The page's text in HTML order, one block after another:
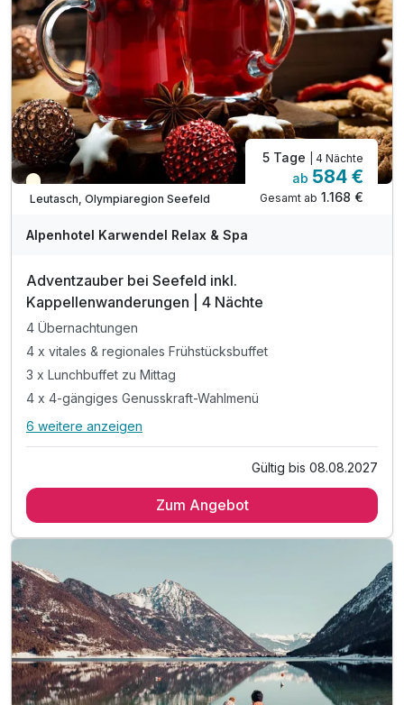
inkl. Nutzung der Alpenluftionisationsraum
inkl. Badetasche mit Bademantel & Slipper
inkl. Erfrischungsinsel mit Knabbereien & Tee's
inkl. Tiefgaragenplatz & W-LAN Nutzung
Welcome Drink
Saisonal verfügbar
Leutasch, Olympiaregion Seefeld
5 Tage | 4 Nächte
ab 584 €
Gesamt ab 1.168 €
Alpenhotel Karwendel Relax & Spa
Adventzauber bei Seefeld inkl.
Kappellenwanderungen | 4 Nächte
4 Übernachtungen
4 x vitales & regionales Frühstücksbuffet
3 x Lunchbuffet zu Mittag
4 x 4-gängiges Genusskraft-Wahlmenü
Alle Inklusivleistungen
4 x vitales & regionales Frühstücksbuffet
1 x 25 Min Massagegutschein
inkl. Kapellenwanderungen (lt. Programm)
inkl. 1500m² großer Vitalbereich mit Hallenbad
inkl. Skiraum, Hotel direkt an der Loipe,..
Nutzung des Fitnessbereichs
Late Check-Out im Wellnessbereich bis 15:00 Uhr
6 weitere anzeigen
Gültig bis 08.08.2027
Zum Angebot